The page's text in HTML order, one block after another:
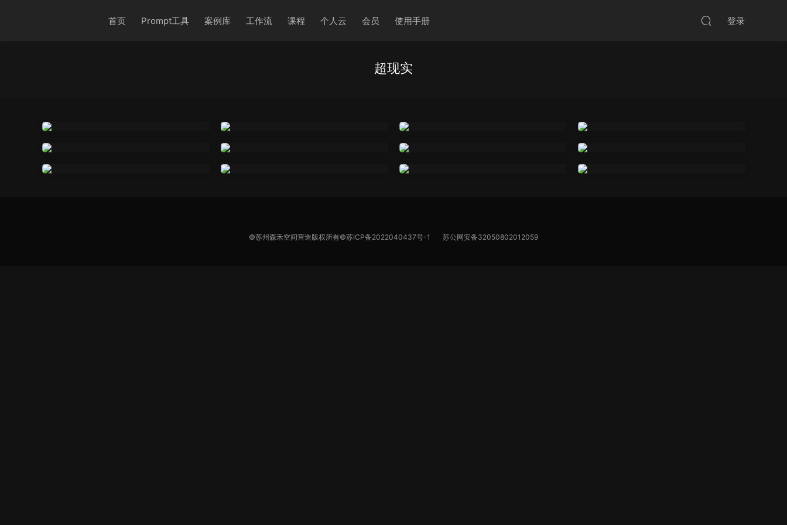
首页 Prompt工具 案例库 工作流 课程 个人云 会员 使用手册 登录
超现实
©苏州森禾空间营造版权所有©苏ICP备2022040437号-1 苏公网安备32050802012059